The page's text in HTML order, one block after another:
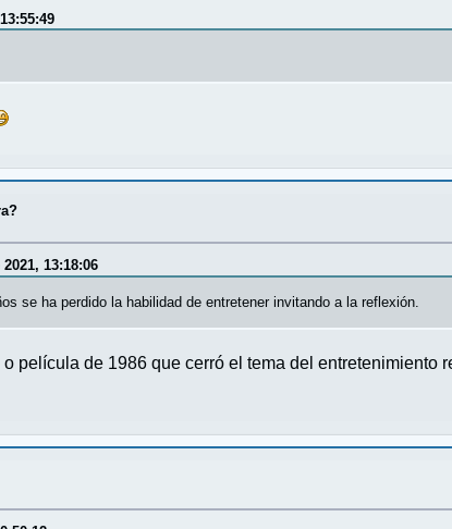
13:18:06
se ha perdido la habilidad de entretener invitando a la reflexión.
película de 1986 que cerró el tema del entretenimiento